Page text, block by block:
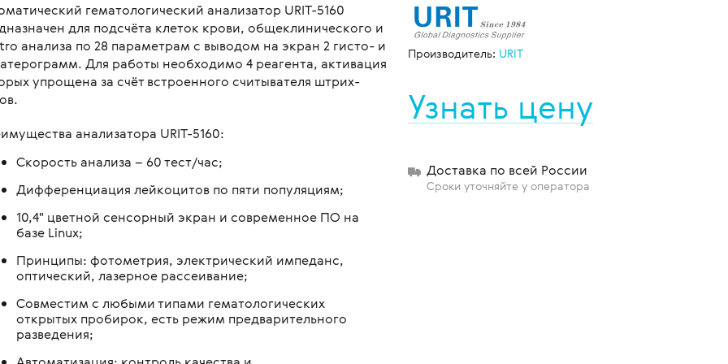
отходов
Медицинские мониторы
Неонатология
Средства индивидуальной защиты
бинокулярного
диагностика в
линзы
стоматологические
для перевозки больных и
медицинские
медицинские
мойками
для вливаний
гематологический анализатор URIT-5160
для подсчёта клеток крови, общеклинического и
анализа по 28 параметрам с выводом на экран 2 гисто- и
Для работы необходимо 4 реагента, активация
упрощена за счёт встроенного считывателя штрих-
анализатора URIT-5160:
Скорость анализа – 60 тест/час;
Дифференциация лейкоцитов по пяти популяциям;
10,4" цветной сенсорный экран и современное ПО на
базе Linux;
Принципы: фотометрия, электрический импеданс,
оптический, лазерное рассеивание;
Совместим с любыми типами гематологических
открытых пробирок, есть режим предварительного
разведения;
Производитель: URIT
Узнать цену
Доставка по всей России
Сроки уточняйте у оператора